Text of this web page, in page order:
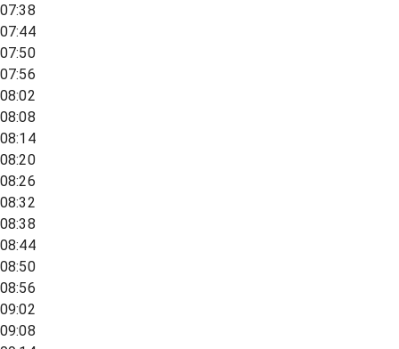
07:38
07:44
07:50
07:56
08:02
08:08
08:14
08:20
08:26
08:32
08:38
08:44
08:50
08:56
09:02
09:08